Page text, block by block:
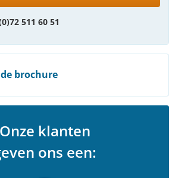
511 60 51
brochure
Onze klanten
ons een: